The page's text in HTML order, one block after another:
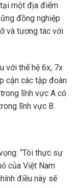
một địa điểm
đồng nghiệp
và tương tác với
với thế hệ 6x, 7x
cận các tập đoàn
lĩnh vực A có
lĩnh vực B.
“Tôi thực sự
của Việt Nam
điều này sẽ